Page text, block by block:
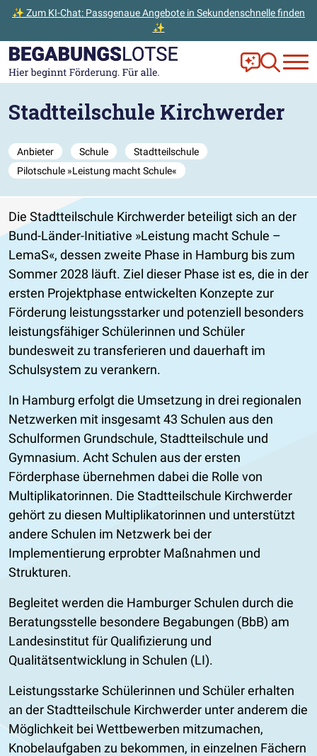
✨ Zum KI-Chat: Passgenaue Angebote in Sekundenschnelle finden
✨
Zum Hauptinhalt der Seite springen
Zur Startseite gehen Frag Ella!
Zur
Stadtteilschule Kirchwerder
Anbieter Schule
Stadtteilschule
Pilotschule »Leistung macht Schule«
Die Stadtteilschule Kirchwerder beteiligt sich an der
Bund-Länder-Initiative »Leistung macht Schule –
LemaS«, dessen zweite Phase in Hamburg bis zum
Sommer 2028 läuft. Ziel dieser Phase ist es, die in der
ersten Projektphase entwickelten Konzepte zur
Förderung leistungsstarker und potenziell besonders
leistungsfähiger Schülerinnen und Schüler
bundesweit zu transferieren und dauerhaft im
Schulsystem zu verankern.
In Hamburg erfolgt die Umsetzung in drei regionalen
Netzwerken mit insgesamt 43 Schulen aus den
Schulformen Grundschule, Stadtteilschule und
Gymnasium. Acht Schulen aus der ersten
Förderphase übernehmen dabei die Rolle von
Multiplikatorinnen. Die Stadtteilschule Kirchwerder
gehört zu diesen Multiplikatorinnen und unterstützt
andere Schulen im Netzwerk bei der
Implementierung erprobter Maßnahmen und
Strukturen.
Begleitet werden die Hamburger Schulen durch die
Beratungsstelle besondere Begabungen (BbB) am
Landesinstitut für Qualifizierung und
Qualitätsentwicklung in Schulen (LI).
Leistungsstarke Schülerinnen und Schüler erhalten
an der Stadtteilschule Kirchwerder unter anderem die
Möglichkeit bei Wettbewerben mitzumachen,
Knobelaufgaben zu bekommen, in einzelnen Fächern